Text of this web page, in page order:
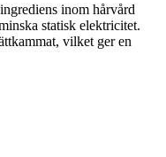
inom hårvård
statisk elektricitet.
vilket ger en